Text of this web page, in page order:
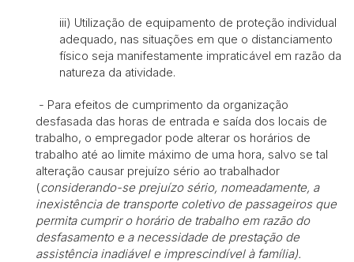
iii) Utilização de equipamento de proteção individual
adequado, nas situações em que o distanciamento
físico seja manifestamente impraticável em razão da
natureza da atividade.
- Para efeitos de cumprimento da organização
desfasada das horas de entrada e saída dos locais de
trabalho, o empregador pode alterar os horários de
trabalho até ao limite máximo de uma hora, salvo se tal
alteração causar prejuízo sério ao trabalhador
(considerando-se prejuízo sério, nomeadamente, a
inexistência de transporte coletivo de passageiros que
permita cumprir o horário de trabalho em razão do
desfasamento e a necessidade de prestação de
assistência inadiável e imprescindível à família).